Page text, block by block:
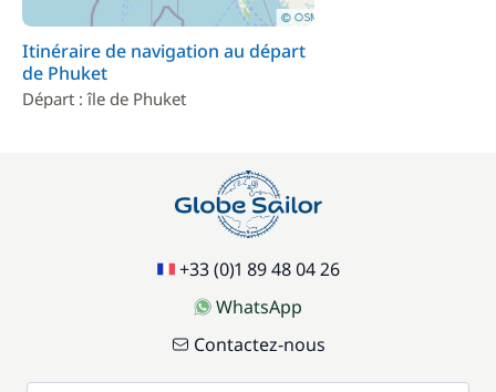
Itinéraire de navigation au départ
de Phuket
Départ : île de Phuket
+33 (0)1 89 48 04 26
WhatsApp
Contactez-nous